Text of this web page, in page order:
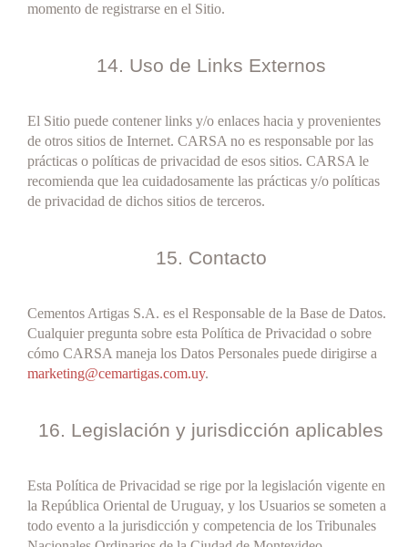
momento de registrarse en el Sitio.
14. Uso de Links Externos
El Sitio puede contener links y/o enlaces hacia y provenientes
de otros sitios de Internet. CARSA no es responsable por las
prácticas o políticas de privacidad de esos sitios. CARSA le
recomienda que lea cuidadosamente las prácticas y/o políticas
de privacidad de dichos sitios de terceros.
15. Contacto
Cementos Artigas S.A. es el Responsable de la Base de Datos.
Cualquier pregunta sobre esta Política de Privacidad o sobre
cómo CARSA maneja los Datos Personales puede dirigirse a
marketing@cemartigas.com.uy.
16. Legislación y jurisdicción aplicables
Esta Política de Privacidad se rige por la legislación vigente en
la República Oriental de Uruguay, y los Usuarios se someten a
todo evento a la jurisdicción y competencia de los Tribunales